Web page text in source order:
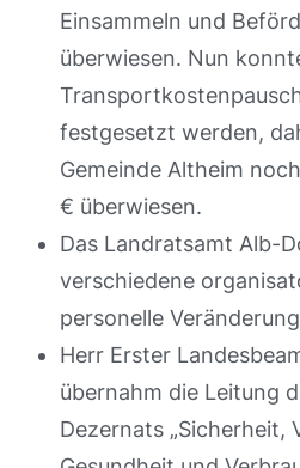
Einsammeln und
überwiesen. Nun
festgesetzt werden,
Gemeinde Altheim
€ überwiesen.
Das Landratsamt Alb-
verschiedene
personelle
Herr Erster
übernahm die Leitung
Dezernats „Sicherheit,